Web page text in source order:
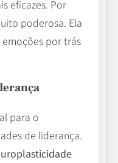
eficazes. Por
poderosa. Ela
por trás
para o
de liderança.